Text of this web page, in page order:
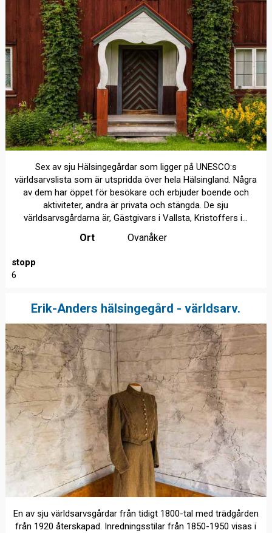
Sex av sju Hälsingegårdar som ligger på UNESCO:s
världsarvslista som är utspridda över hela Hälsingland. Några
av dem har öppet för besökare och erbjuder boende och
aktiviteter, andra är privata och stängda. De sju
världsarvsgårdarna är, Gästgivars i Vallsta, Kristoffers i...
Ort Ovanåker
stopp
6
Erik-Anders hälsingegård - världsarv.
En av sju världsarvsgårdar från tidigt 1800-tal med trädgården
från 1920 återskapad. Inredningsstilar från 1850-1950 visas i